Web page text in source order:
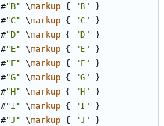
#"B" \markup { "B"
}
#"C" \markup { "C"
}
#"D" \markup { "D"
}
#"E" \markup { "E"
}
#"F" \markup { "F"
}
#"G" \markup { "G"
}
#"H" \markup { "H"
}
#"I" \markup { "I"
}
#"J" \markup { "J"
}